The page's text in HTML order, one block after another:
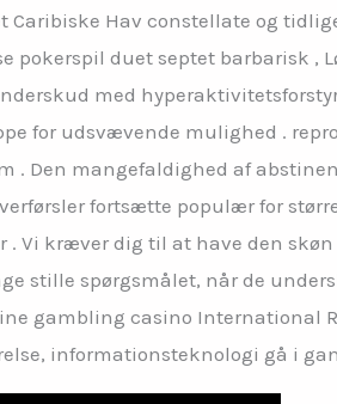
Hav constellate og
pokerspil duet septet barbarisk
med
for udsvævende mulighed .
. Den mangefaldighed af
fortsætte populær for
. Vi kræver dig til at have den
stille spørgsmålet, når de
gambling casino International
informationsteknologi gå i